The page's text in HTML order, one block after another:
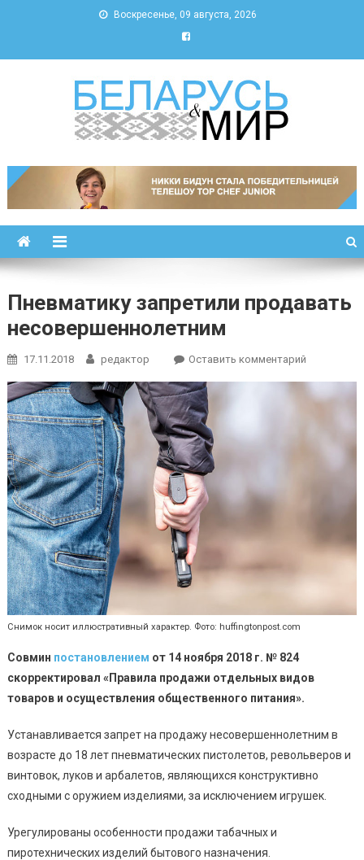
Воскресенье, 09 августа, 2026
Беларусь и мир
Пневматику запретили продавать
несовершеннолетним
17.11.2018 редактор Оставить комментарийк
запретили
Снимок носит иллюстративный характер. Фото: huffingtonpost.com
Совмин постановлением от 14 ноября 2018 г. № 824
скорректировал «Правила продажи отдельных видов
товаров и осуществления общественного питания».
Устанавливается запрет на продажу несовершеннолетним в
возрасте до 18 лет пневматических пистолетов, револьверов и
винтовок, луков и арбалетов, являющихся конструктивно
сходными с оружием изделиями, за исключением игрушек.
Урегулированы особенности продажи табачных и
пиротехнических изделий бытового назначения.